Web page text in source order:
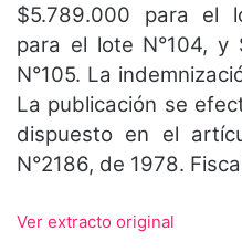
$5.789.000 para el
para el lote N°104, y
N°105. La
La publicación se
dispuesto en el
N°2186, de 1978.
Ver extracto original